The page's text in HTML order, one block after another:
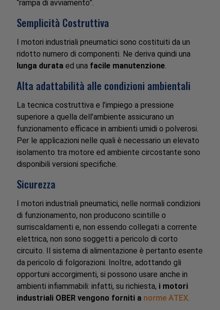
“rampa di avviamento”.
Semplicità Costruttiva
I motori industriali pneumatici sono costituiti da un
ridotto numero di componenti. Ne deriva quindi una
lunga durataed una facile manutenzione.
Alta adattabilità alle condizioni ambientali
La tecnica costruttiva e l’impiego a pressione
superiore a quella dell’ambiente assicurano un
funzionamento efficace in ambienti umidi o polverosi.
Per le applicazioni nelle quali è necessario un elevato
isolamento tra motore ed ambiente circostante sono
disponibili versioni specifiche.
Sicurezza
I motori industriali pneumatici, nelle normali condizioni
di funzionamento, non producono scintille o
surriscaldamenti e, non essendo collegati a corrente
elettrica, non sono soggetti a pericolo di corto
circuito. Il sistema di alimentazione è pertanto esente
da pericolo di folgorazioni. Inoltre, adottando gli
opportuni accorgimenti, si possono usare anche in
ambienti infiammabili: infatti, su richiesta, i motori
industriali OBER vengono forniti a norme ATEX.